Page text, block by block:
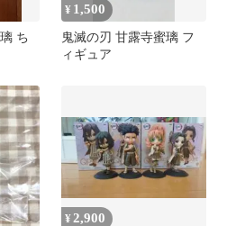
ち
¥ 1,500
鬼滅の刃 甘露寺蜜璃 フ
ィギュア
¥ 2,900